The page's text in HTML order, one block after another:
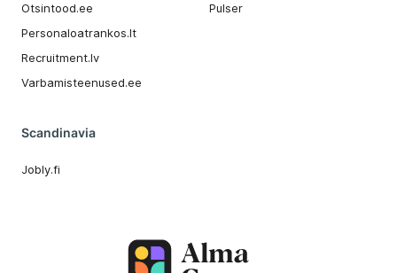
Otsintood.ee
Personaloatrankos.lt
Recruitment.lv
Varbamisteenused.ee
Pulser
Scandinavia
Jobly.fi